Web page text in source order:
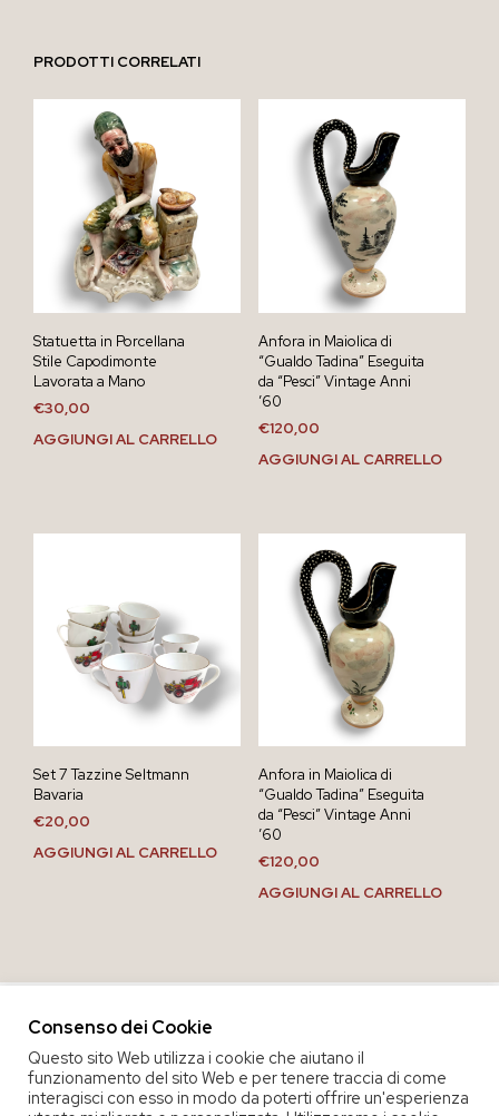
PRODOTTI CORRELATI
Statuetta in Porcellana
Stile Capodimonte
Lavorata a Mano
€30,00
AGGIUNGI AL CARRELLO
Anfora in Maiolica di
“Gualdo Tadina” Eseguita
da “Pesci” Vintage Anni
’60
€120,00
AGGIUNGI AL CARRELLO
Set 7 Tazzine Seltmann
Bavaria
€20,00
AGGIUNGI AL CARRELLO
Anfora in Maiolica di
“Gualdo Tadina” Eseguita
da “Pesci” Vintage Anni
’60
€120,00
AGGIUNGI AL CARRELLO
Consenso dei Cookie
Questo sito Web utilizza i cookie che aiutano il
funzionamento del sito Web e per tenere traccia di come
interagisci con esso in modo da poterti offrire un'esperienza